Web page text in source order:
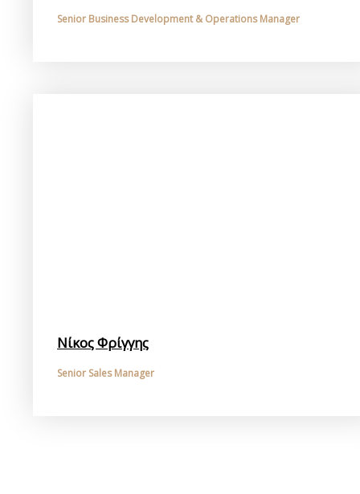
Senior Business Development & Operations Manager
Νίκος Φρίγγης
Senior Sales Manager